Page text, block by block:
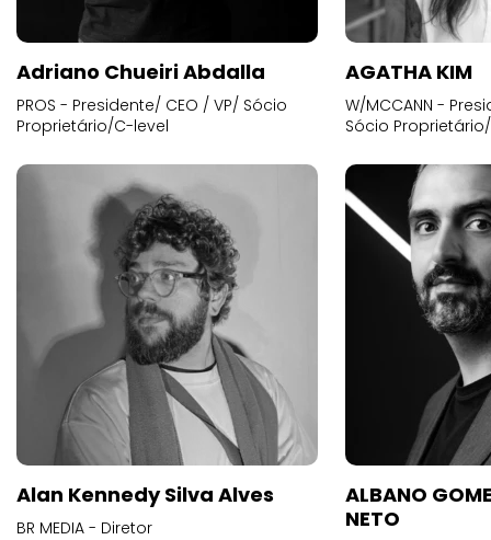
Adriano Chueiri Abdalla
PROS - Presidente/ CEO / VP/ Sócio
Proprietário/C-level
AGATHA KIM
W/MCCANN -
Sócio
Alan Kennedy Silva Alves
BR MEDIA - Diretor
ALBANO
NETO